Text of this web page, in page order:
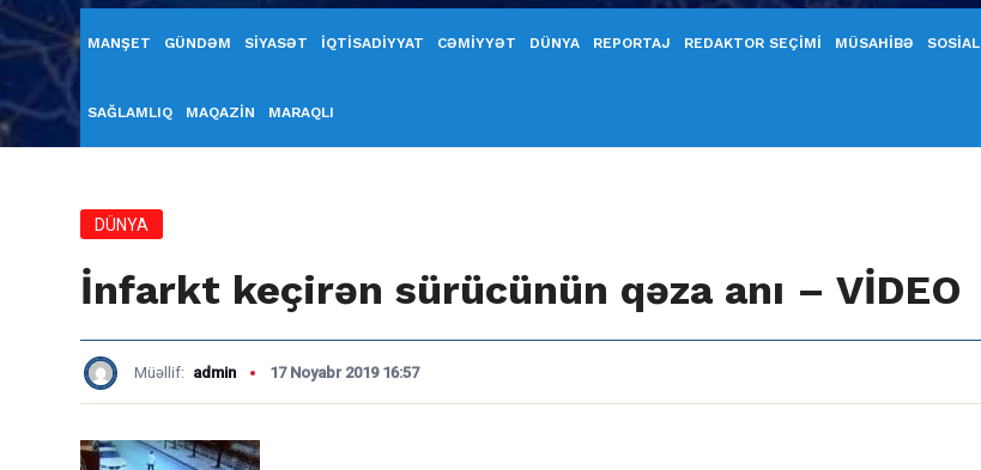
MANŞET GÜNDƏM SİYASƏT İQTİSADİYYAT CƏMİYYƏT DÜNYA REPORTAJ REDAKTOR SEÇİMİ MÜSAHİBƏ SOSİAL
SAĞLAMLIQ MAQAZİN MARAQLI
DÜNYA
İnfarkt keçirən sürücünün qəza anı – VİDEO
Müəllif: admin 17 Noyabr 2019 16:57